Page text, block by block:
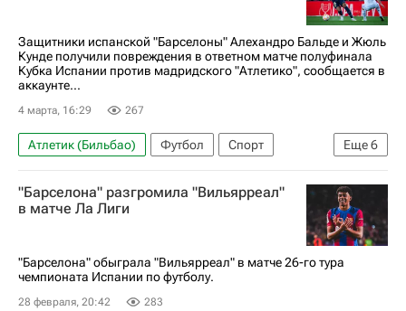
Защитники испанской "Барселоны" Алехандро Бальде и Жюль
Кунде получили повреждения в ответном матче полуфинала
Кубка Испании против мадридского "Атлетико", сообщается в
аккаунте...
4 марта, 16:29 267
Еще6
Атлетик (Бильбао) Футбол
Спорт
Испания
Бильбао
Жюль Кунде
Барселона
Атлетико (Мадрид)
"Барселона" разгромила "Вильярреал"
в матче Ла Лиги
"Барселона" обыграла "Вильярреал" в матче 26-го тура
чемпионата Испании по футболу.
28 февраля, 20:42 283